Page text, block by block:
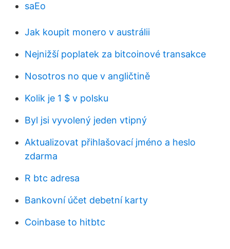
saEo
Jak koupit monero v austrálii
Nejnižší poplatek za bitcoinové transakce
Nosotros no que v angličtině
Kolik je 1 $ v polsku
Byl jsi vyvolený jeden vtipný
Aktualizovat přihlašovací jméno a heslo
zdarma
R btc adresa
Bankovní účet debetní karty
Coinbase to hitbtc